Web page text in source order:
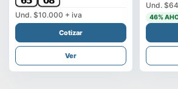
Und. $10.000 + iva
Cotizar
Ver
Und.
46%